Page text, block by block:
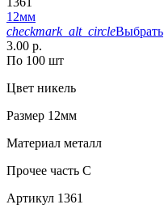
12мм
checkmark_alt_circleВыбрать
3.00 р.
По 100 шт
Цвет никель
Размер 12мм
Материал металл
Прочее часть С
Артикул 1361